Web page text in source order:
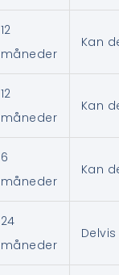
12
måneder
Kan
12
måneder
Kan
6
måneder
Kan
24
måneder